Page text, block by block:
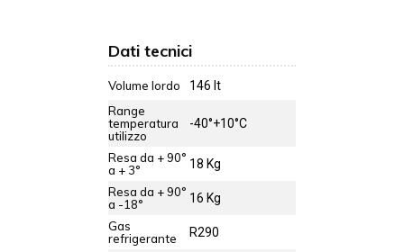
Dati tecnici
Volume lordo
146 lt
Range
temperatura
utilizzo
-40°+10°C
Resa da + 90°
a + 3°
18 Kg
Resa da + 90°
a -18°
16 Kg
Gas
refrigerante
R290